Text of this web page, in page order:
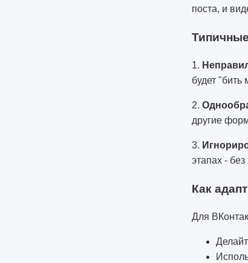
поста, и
1.
будет "бить
2.
другие
3.
этапах -
Как
Для